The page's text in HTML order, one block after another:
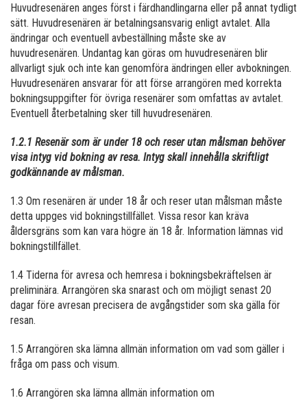
Huvudresenären anges först i färdhandlingarna eller på annat tydligt
sätt. Huvudresenären är betalningsansvarig enligt avtalet. Alla
ändringar och eventuell avbeställning måste ske av
huvudresenären. Undantag kan göras om huvudresenären blir
allvarligt sjuk och inte kan genomföra ändringen eller avbokningen.
Huvudresenären ansvarar för att förse arrangören med korrekta
bokningsuppgifter för övriga resenärer som omfattas av avtalet.
Eventuell återbetalning sker till huvudresenären.
1.2.1 Resenär som är under 18 och reser utan målsman behöver
visa intyg vid bokning av resa. Intyg skall innehålla skriftligt
godkännande av målsman.
1.3 Om resenären är under 18 år och reser utan målsman måste
detta uppges vid bokningstillfället. Vissa resor kan kräva
åldersgräns som kan vara högre än 18 år. Information lämnas vid
bokningstillfället.
1.4 Tiderna för avresa och hemresa i bokningsbekräftelsen är
preliminära. Arrangören ska snarast och om möjligt senast 20
dagar före avresan precisera de avgångstider som ska gälla för
resan.
1.5 Arrangören ska lämna allmän information om vad som gäller i
fråga om pass och visum.
1.6 Arrangören ska lämna allmän information om